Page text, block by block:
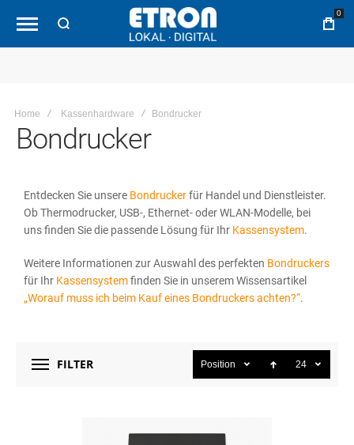
0
Home Kassenhardware Bondrucker
Bondrucker
Entdecken Sie unsere Bondruckerfür Handel und Dienstleister.
Ob Thermodrucker, USB-, Ethernet- oder WLAN-Modelle, bei
uns finden Sie die passende Lösung für Ihr Kassensystem.
Weitere Informationen zur Auswahl des perfekten Bondruckers
für Ihr Kassensystemfinden Sie in unserem Wissensartikel
„Worauf muss ich beim Kauf eines Bondruckers achten?“.
FILTER Position 24